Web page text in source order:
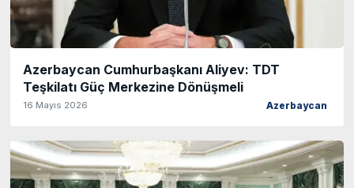
Azerbaycan Cumhurbaşkanı Aliyev: TDT
Teşkilatı Güç Merkezine Dönüşmeli
16 Mayıs 2026 Azerbaycan